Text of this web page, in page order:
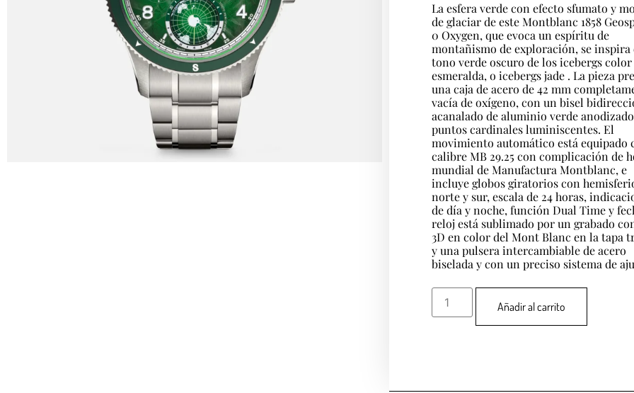
La esfera verde con efecto sfumato y
de glaciar de este Montblanc 1858
0 Oxygen, que evoca un espíritu de
montañismo de exploración, se inspira
tono verde oscuro de los icebergs color
esmeralda, o icebergs jade . La pieza
una caja de acero de 42 mm
vacía de oxígeno, con un bisel
acanalado de aluminio verde
puntos cardinales luminiscentes. El
movimiento automático está equipado
calibre MB 29.25 con complicación de
mundial de Manufactura Montblanc, e
incluye globos giratorios con
norte y sur, escala de 24 horas,
de día y noche, función Dual Time y
reloj está sublimado por un grabado
3D en color del Mont Blanc en la tapa
y una pulsera intercambiable de acero
biselada y con un preciso sistema de
Añadir al carrito